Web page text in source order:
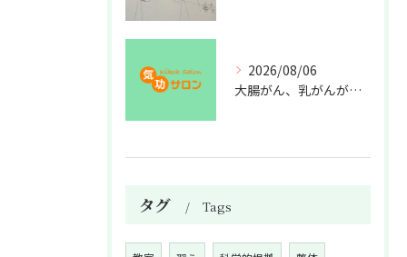
2026/08/06
大腸がん、乳がんが増えた理由
タグ Tags